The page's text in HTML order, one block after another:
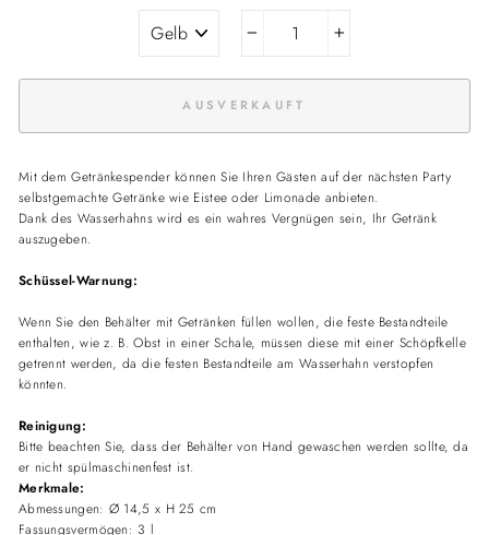
+
AUSVERKAUFT
Mit dem Getränkespender können Sie Ihren Gästen auf der nächsten Party
selbstgemachte Getränke wie Eistee oder Limonade anbieten.
Dank des Wasserhahns wird es ein wahres Vergnügen sein, Ihr Getränk
auszugeben.
Schüssel-Warnung:
Wenn Sie den Behälter mit Getränken füllen wollen, die feste Bestandteile
enthalten, wie z. B. Obst in einer Schale, müssen diese mit einer Schöpfkelle
getrennt werden, da die festen Bestandteile am Wasserhahn verstopfen
könnten.
Reinigung:
Bitte beachten Sie, dass der Behälter von Hand gewaschen werden sollte, da
er nicht spülmaschinenfest ist.
Merkmale:
Abmessungen: Ø 14,5 x H 25 cm
Fassungsvermögen: 3 l